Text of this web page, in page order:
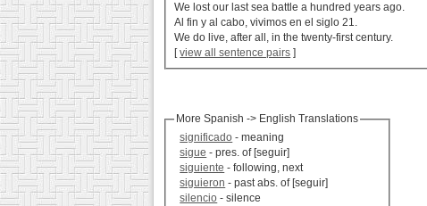
We lost our last sea battle a hundred years ago.
Al fin y al cabo, vivimos en el siglo 21.
We do live, after all, in the twenty-first century.
[view all sentence pairs ]
More Spanish -> English Translations
significado - meaning
sigue - pres. of [seguir]
siguiente - following, next
siguieron - past abs. of [seguir]
silencio - silence